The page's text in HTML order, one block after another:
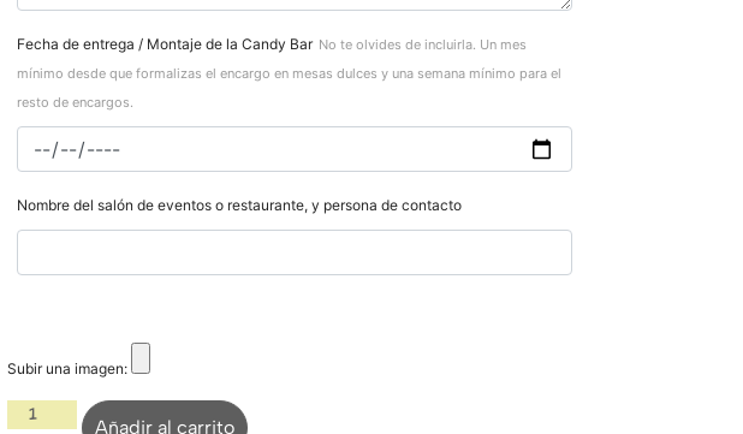
Fecha de entrega / Montaje de la Candy Bar No te olvides de incluirla. Un mes
mínimo desde que formalizas el encargo en mesas dulces y una semana mínimo para el
resto de encargos.
Nombre del salón de eventos o restaurante, y persona de contacto
Subir una imagen:
Añadir al carrito